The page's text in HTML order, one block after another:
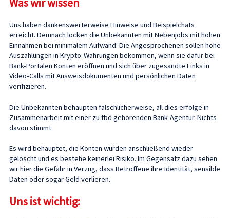
Uns haben dankenswerterweise Hinweise und Beispielchats
erreicht. Demnach locken die Unbekannten mit Nebenjobs mit hohen
Einnahmen bei minimalem Aufwand: Die Angesprochenen sollen hohe
Auszahlungen in Krypto-Währungen bekommen, wenn sie dafür bei
Bank-Portalen Konten eröffnen und sich über zugesandte Links in
Video-Calls mit Ausweisdokumenten und persönlichen Daten
verifizieren.
Die Unbekannten behaupten fälschlicherweise, all dies erfolge in
Zusammenarbeit mit einer zu tbd gehörenden Bank-Agentur. Nichts
davon stimmt.
Es wird behauptet, die Konten würden anschließend wieder
gelöscht und es bestehe keinerlei Risiko. Im Gegensatz dazu sehen
wir hier die Gefahr in Verzug, dass Betroffene ihre Identität, sensible
Daten oder sogar Geld verlieren.
Uns ist wichtig: